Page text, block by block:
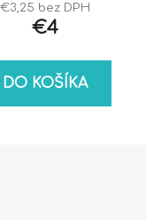
€3,25 bez DPH
€4
DO KOŠÍKA